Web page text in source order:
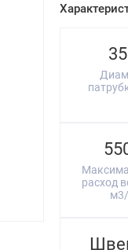
расход